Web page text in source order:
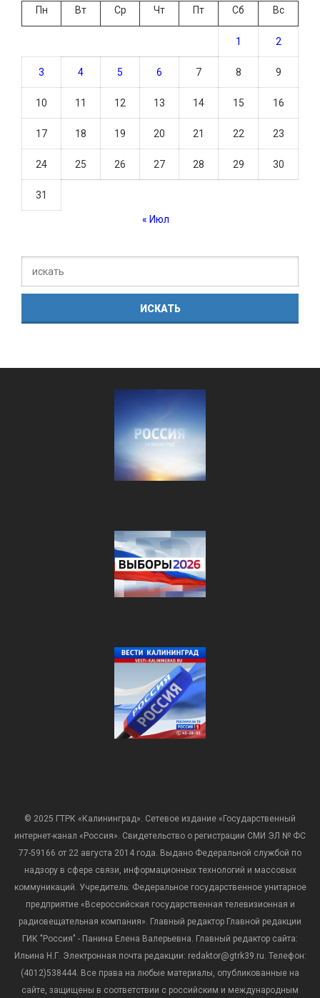
Пн
Вт Ср Чт Пт Сб Вс
1 2
3 4 5 6 7 8 9
10 11 12 13 14 15 16
17 18 19 20 21 22 23
24 25 26 27 28 29 30
31
« Июл
© 2025 ГТРК «Калининград». Сетевое издание «Государственный
интернет-канал «Россия». Свидетельство о регистрации СМИ ЭЛ № ФС
77-59166 от 22 августа 2014 года. Выдано Федеральной службой по
надзору в сфере связи, информационных технологий и массовых
коммуникаций. Учредитель: Федеральное государственное унитарное
предприятие «Всероссийская государственная телевизионная и
радиовещательная компания». Главный редактор Главной редакции
ГИК "Россия" - Панина Елена Валерьевна. Главный редактор сайта:
Ильина Н.Г. Электронная почта редакции: redaktor@gtrk39.ru. Телефон:
(4012)538444. Все права на любые материалы, опубликованные на
сайте, защищены в соответствии с российским и международным